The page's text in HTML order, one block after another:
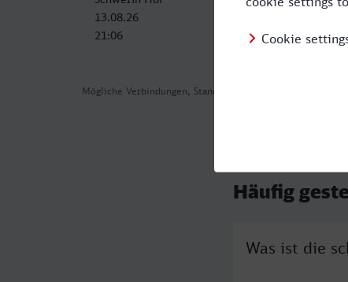
Mögliche Verbindungen, Stand: 2026-07-30 08:40
13.08.26
21:06
05:21
Häufig
Was ist die